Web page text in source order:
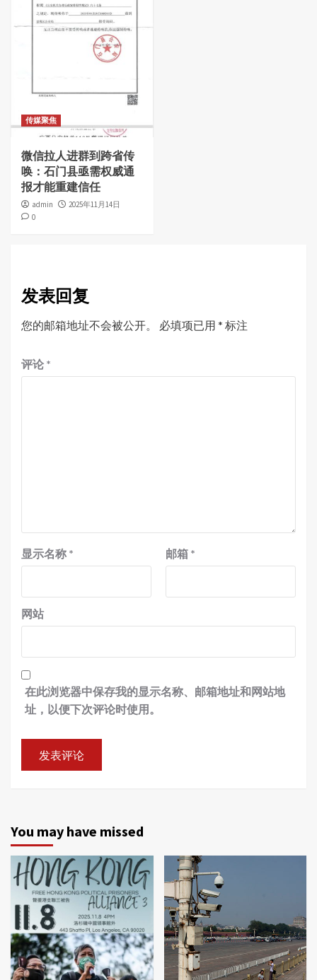
传媒聚焦
微信拉人进群到跨省传
唤：石门县亟需权威通
报才能重建信任
admin
2025年11月14日
0
发表回复
您的邮箱地址不会被公开。 必填项已用 * 标注
评论 *
显示名称 * 邮箱 *
网站
在此浏览器中保存我的显示名称、邮箱地址和网站地
址，以便下次评论时使用。
You may have missed